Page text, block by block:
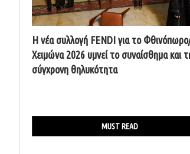
Η νέα συλλογή FENDI για το
Χειμώνα 2026 υμνεί το συναίσθημα και
σύγχρονη θηλυκότητα
MUST READ